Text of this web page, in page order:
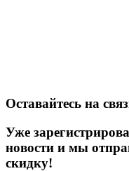
Оставайтесь на
Уже
новости и мы
скидку!